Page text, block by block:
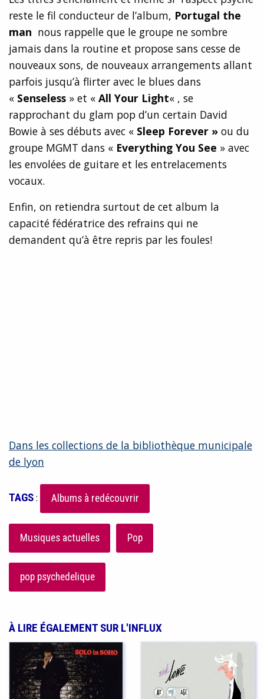
reste le fil conducteur de l’album, Portugal the
man nous rappelle que le groupe ne sombre
jamais dans la routine et propose sans cesse de
nouveaux sons, de nouveaux arrangements allant
parfois jusqu’à flirter avec le blues dans
« Senseless » et « All Your Light« , se
rapprochant du glam pop d’un certain David
Bowie à ses débuts avec « Sleep Forever » ou du
groupe MGMT dans « Everything You See » avec
les envolées de guitare et les entrelacements
vocaux.
Enfin, on retiendra surtout de cet album la
capacité fédératrice des refrains qui ne
demandent qu’à être repris par les foules!
Dans les collections de la bibliothèque municipale
de lyon
TAGS: Albums à redécouvrir
Musiques actuelles Pop
pop psychedelique
À LIRE ÉGALEMENT SUR L'INFLUX